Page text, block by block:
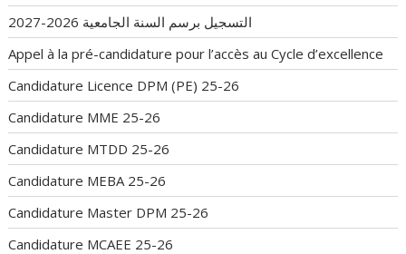
التسجيل برسم السنة الجامعية 2026-2027
Appel à la pré-candidature pour l’accès au Cycle d’excellence
Candidature Licence DPM (PE) 25-26
Candidature MME 25-26
Candidature MTDD 25-26
Candidature MEBA 25-26
Candidature Master DPM 25-26
Candidature MCAEE 25-26